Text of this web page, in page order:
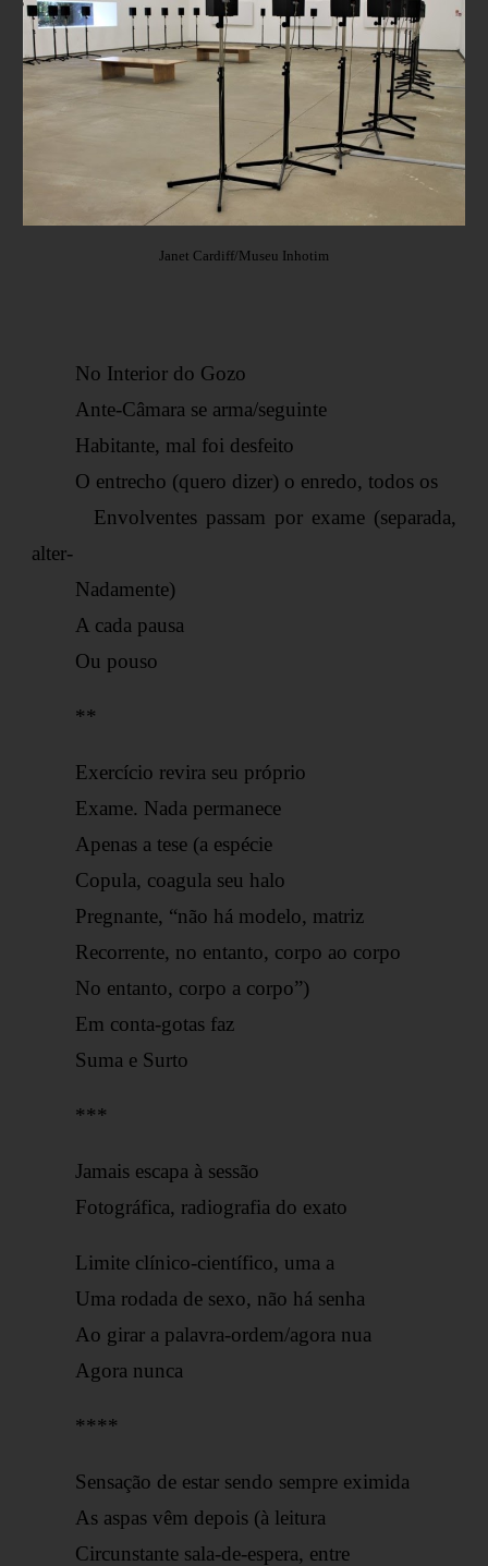
Janet Cardiff/Museu Inhotim
No Interior do Gozo
Ante-Câmara se arma/seguinte
Habitante, mal foi desfeito
O entrecho (quero dizer) o enredo, todos os
Envolventes passam por exame (separada,
alter-
Nadamente)
A cada pausa
Ou pouso
**
Exercício revira seu próprio
Exame. Nada permanece
Apenas a tese (a espécie
Copula, coagula seu halo
Pregnante, “não há modelo, matriz
Recorrente, no entanto, corpo ao corpo
No entanto, corpo a corpo”)
Em conta-gotas faz
Suma e Surto
***
Jamais escapa à sessão
Fotográfica, radiografia do exato
Limite clínico-científico, uma a
Uma rodada de sexo, não há senha
Ao girar a palavra-ordem/agora nua
Agora nunca
****
Sensação de estar sendo sempre eximida
As aspas vêm depois (à leitura
Circunstante sala-de-espera, entre